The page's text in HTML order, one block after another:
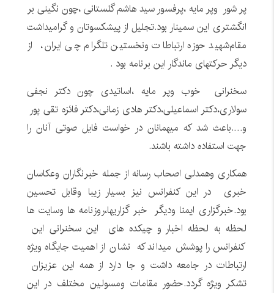
پر شور وپر مایه ،پرفسور سید هاشم گلستانی ،چون نگینی بر
انگشتری این سمینار بود.تجلیل از پیشکسوتان و گرامیداشت
مقام‌شهید حوزه ارتباطات ونخستین تلگرام چی ایران، از
دیگر حرکتهای ماندگار این برنامه بود .
سخنرانی خوب وپر مایه ،اساتیدی چون دکتر نجفی
سولاری،دکتر اسماعیلی،دکتر هادی زمانی،دکتر فائزه تقی پور
و….باعث شد که میهمانان در خواست فایل صوتی آنان را
جهت استفاده داشته باشند.
همکاری وهمدلی اصحاب رسانه از جمله خبرنگاران وعکاسان
خبری در این کنفرانس نیز بسیار زیبا وقابل تحسین
بود.خبرگزاری ایمنا ودیگر خبر گزاریها،روزنامه ها وسایت ها
لحظه به لحظه اخبار و چیکده های این سخنرانی این
کنفرانس را پوشش میداند که نشان از اهمیت جایگاه ویژه
ارتباطات در جامعه داشت و جا دارد از همه این عزیزان
تشکر ویژه گردد.حضور مقامات ومسولین مختلف در این